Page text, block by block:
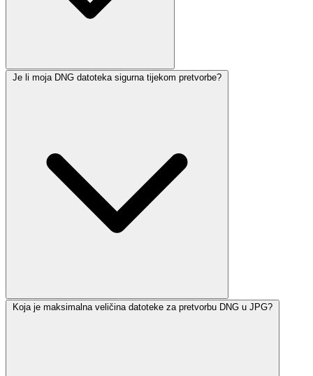
Je li moja DNG datoteka sigurna tijekom pretvorbe?
Koja je maksimalna veličina datoteke za pretvorbu DNG u JPG?